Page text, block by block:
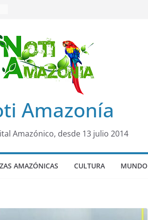
Amazonía
Amazónico, desde 13 julio 2014
AMAZÓNICAS CULTURA MUNDO